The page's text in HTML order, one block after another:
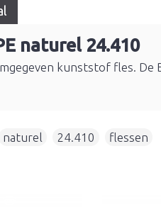
naturel 24.410
kunststof fles.
naturel 24.410 flessen